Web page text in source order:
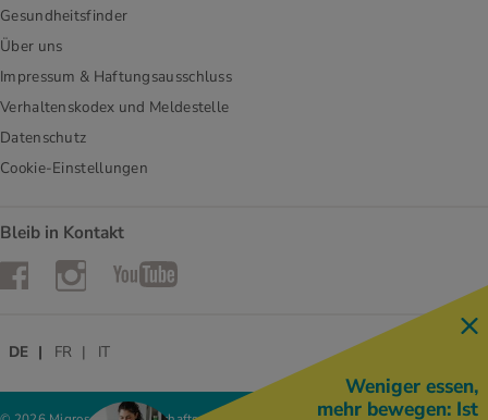
Gesundheitsfinder
Über uns
Impressum & Haftungsausschluss
Verhaltenskodex und Meldestelle
Datenschutz
Cookie-Einstellungen
Bleib in Kontakt
FacebookInstagramYouTube
DE FR IT
Weniger essen,
mehr bewegen: Ist